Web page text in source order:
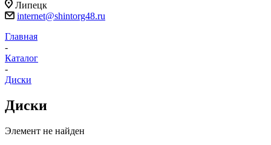
Липецк
internet@shintorg48.ru
Главная
-
Каталог
-
Диски
Диски
Элемент не найден